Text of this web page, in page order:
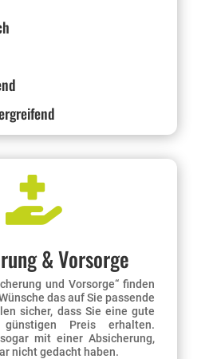

& Vorsorge
und Vorsorge“ finden
das auf Sie passende
sicher, dass Sie eine gute
Preis erhalten.
mit einer Absicherung,
nicht gedacht haben.